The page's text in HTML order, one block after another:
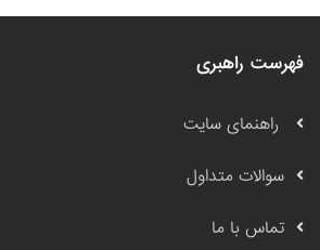
فهرست راهبری
راهنمای سایت
سوالات متداول
تماس با ما